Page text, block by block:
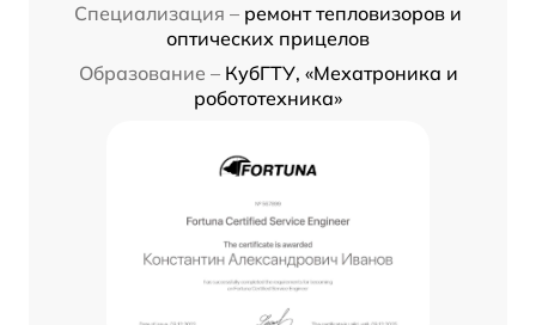
Специализация – ремонт тепловизоров и
оптических прицелов
Образование – КубГТУ, «Мехатроника и
робототехника»